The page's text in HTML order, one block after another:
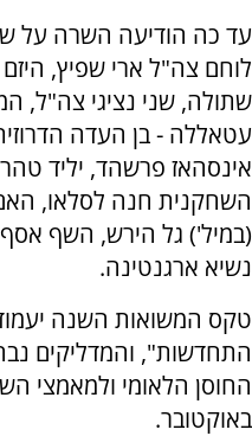
עד כה הודיעה השרה על
לוחם צה"ל ארי שפיץ,
שתולה, שני נציגי צה"ל,
עטאללה - בן העדה
אינסהאז פרשהד, יליד
השחקנית חנה לסלאו, האם
(במיל') גל הירש, השף אסף
נשיא ארגנטינה.
טקס המשואות השנה
התחדשות", והמדליקים
החוסן הלאומי ולמאמצי
באוקטובר.